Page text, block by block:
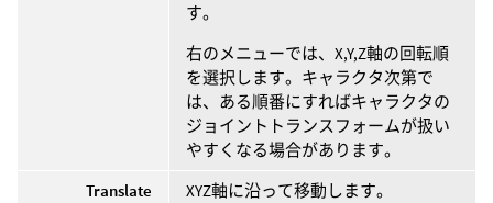
す。
右のメニューでは、X,Y,Z軸の回転順
を選択します。キャラクタ次第で
は、ある順番にすればキャラクタの
ジョイントトランスフォームが扱い
やすくなる場合があります。
Translate
XYZ軸に沿って移動します。